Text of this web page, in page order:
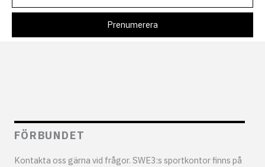
FÖRBUNDET
Kontakta oss gärna vid frågor. SWE3:s sportkontor finns på